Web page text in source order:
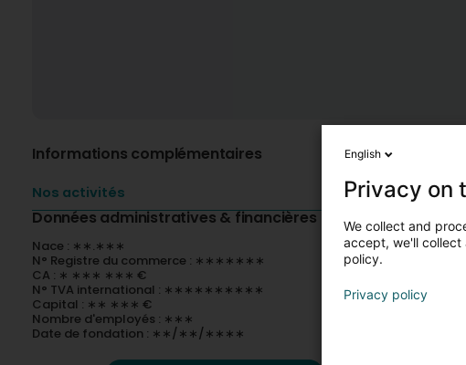
Informations complémentaires
Nos activités
Données administratives & financières
Nace : ∗∗.∗∗∗
N° Registre du commerce : ∗∗∗∗∗∗∗
CA : ∗ ∗∗∗ ∗∗∗ €
N° TVA international : ∗∗∗∗∗∗∗∗∗∗
Capital : ∗∗ ∗∗∗ €
Nombre d'employés : ∗∗∗
Date de fondation : ∗∗/∗∗/∗∗∗∗
English
Privacy on
We collect and
accept, we'll collect
policy.
Privacy policy